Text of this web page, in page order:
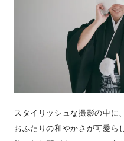
スタイリッシュな撮影の中に、
おふたりの和やかさが可愛ら